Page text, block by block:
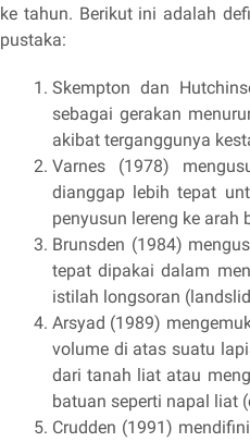
ke tahun. Berikut ini adalah
pustaka:
Skempton dan
sebagai gerakan
akibat terganggunya
Varnes (1978)
dianggap lebih tepat
penyusun lereng ke
Brunsden (1984)
tepat dipakai dalam
istilah longsoran
Arsyad (1989)
volume di atas suatu
dari tanah liat atau
batuan seperti napal liat
Crudden (1991)